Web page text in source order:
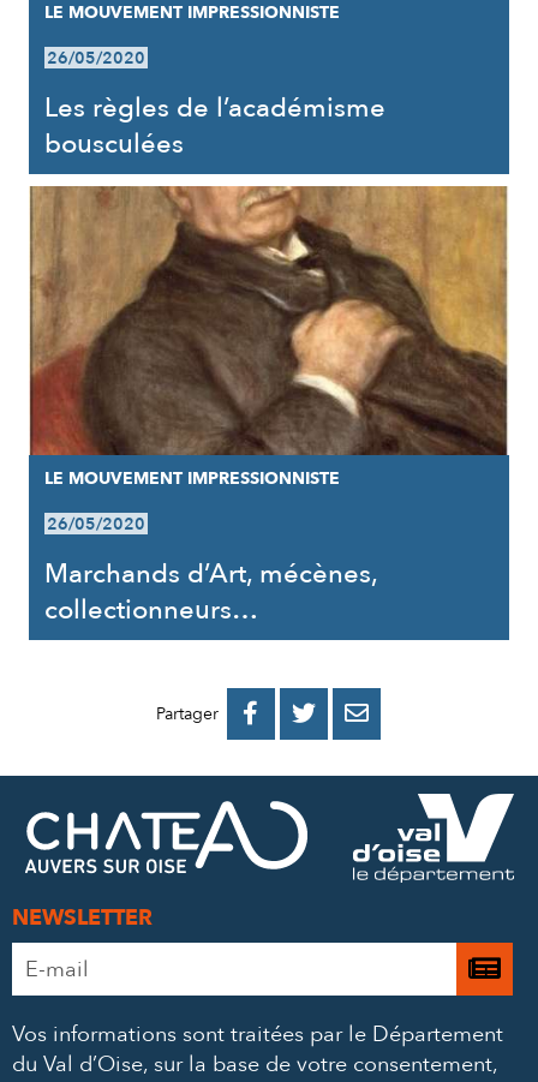
LE MOUVEMENT IMPRESSIONNISTE
26/05/2020
Les règles de l’académisme
bousculées
LE MOUVEMENT IMPRESSIONNISTE
26/05/2020
Marchands d’Art, mécènes,
collectionneurs…
Partager 
PARTAGER
FACEBOOK
PARTAGER
PARTAGER
MAIL
NEWSLETTER
Adresse
e-
*
Je
à
Vos informations sont traitées par le Département
du Val d’Oise, sur la base de votre consentement,